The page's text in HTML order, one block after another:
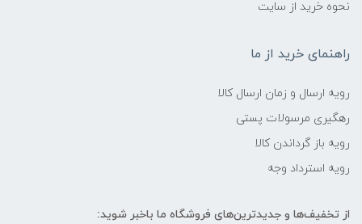
نحوه خرید از سایت
راهنمای خرید از ما
رویه ارسال و زمان ارسال کالا
رهگیری مرسولات پستی
رویه باز گرداندن کالا
رویه استرداد وجه
از تخفیف‌ها و جدیدترین‌های فروشگاه ما باخبر شوید: